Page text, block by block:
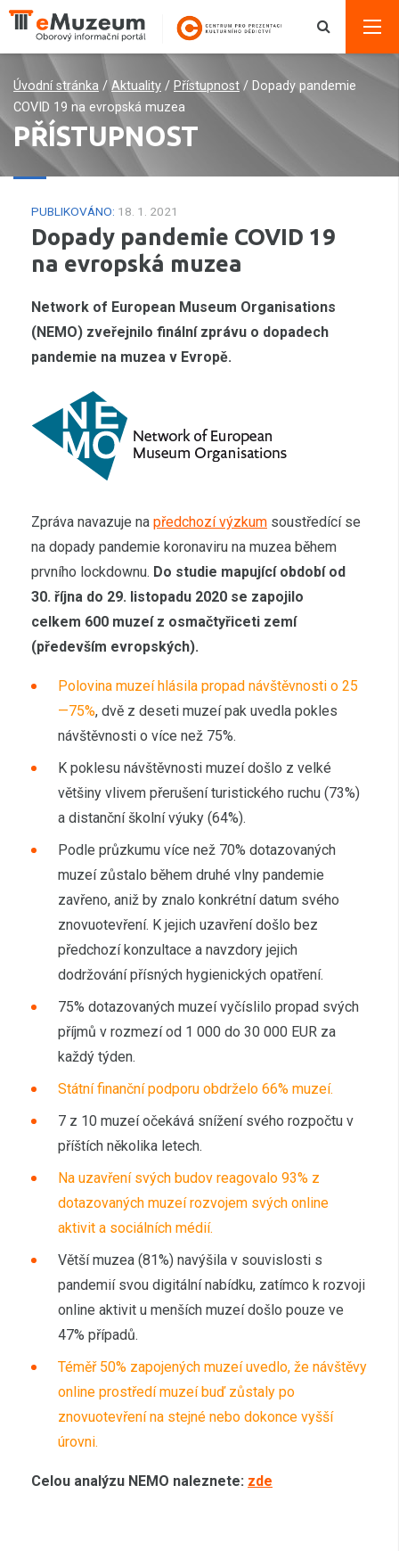
Úvodní stránka / Aktuality / Přístupnost / Dopady pandemie
COVID 19 na evropská muzea
PŘÍSTUPNOST
PUBLIKOVÁNO: 18. 1. 2021
Dopady pandemie COVID 19
na evropská muzea
Network of European Museum Organisations
(NEMO) zveřejnilo finální zprávu o dopadech
pandemie na muzea v Evropě.
Zpráva navazuje na předchozí výzkum soustředící se
na dopady pandemie koronaviru na muzea během
prvního lockdownu. Do studie mapující období od
30. října do 29. listopadu 2020 se zapojilo
celkem 600 muzeí z osmačtyřiceti zemí
(především evropských).
Polovina muzeí hlásila propad návštěvnosti o 25
—75%, dvě z deseti muzeí pak uvedla pokles
návštěvnosti o více než 75%.
K poklesu návštěvnosti muzeí došlo z velké
většiny vlivem přerušení turistického ruchu (73%)
a distanční školní výuky (64%).
Podle průzkumu více než 70% dotazovaných
muzeí zůstalo během druhé vlny pandemie
zavřeno, aniž by znalo konkrétní datum svého
znovuotevření. K jejich uzavření došlo bez
předchozí konzultace a navzdory jejich
dodržování přísných hygienických opatření.
75% dotazovaných muzeí vyčíslilo propad svých
příjmů v rozmezí od 1 000 do 30 000 EUR za
každý týden.
Státní finanční podporu obdrželo 66% muzeí.
7 z 10 muzeí očekává snížení svého rozpočtu v
příštích několika letech.
Na uzavření svých budov reagovalo 93% z
dotazovaných muzeí rozvojem svých online
aktivit a sociálních médií.
Větší muzea (81%) navýšila v souvislosti s
pandemií svou digitální nabídku, zatímco k rozvoji
online aktivit u menších muzeí došlo pouze ve
47% případů.
Téměř 50% zapojených muzeí uvedlo, že návštěvy
online prostředí muzeí buď zůstaly po
znovuotevření na stejné nebo dokonce vyšší
úrovni.
Celou analýzu NEMO naleznete: zde